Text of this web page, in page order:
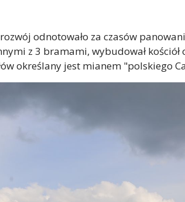
odnotowało za czasów
z 3 bramami, wybudował
określany jest mianem "polskiego